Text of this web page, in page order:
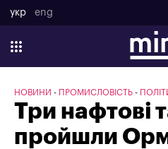
укр eng
НОВИНИ ПРОМИСЛОВІСТЬ
Три нафтові
пройшли